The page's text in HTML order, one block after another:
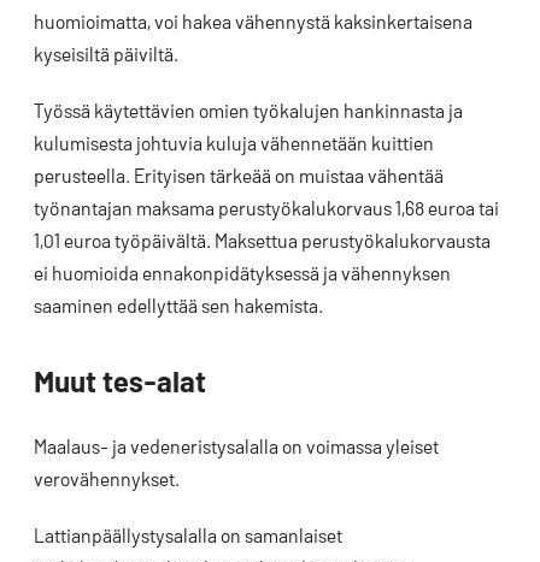
huomioimatta, voi hakea vähennystä kaksinkertaisena
kyseisiltä päiviltä.
Työssä käytettävien omien työkalujen hankinnasta ja
kulumisesta johtuvia kuluja vähennetään kuittien
perusteella. Erityisen tärkeää on muistaa vähentää
työnantajan maksama perustyökalukorvaus 1,68 euroa tai
1,01 euroa työpäivältä. Maksettua perustyökalukorvausta
ei huomioida ennakonpidätyksessä ja vähennyksen
saaminen edellyttää sen hakemista.
Muut tes-alat
Maalaus- ja vedeneristysalalla on voimassa yleiset
verovähennykset.
Lattianpäällystysalalla on samanlaiset